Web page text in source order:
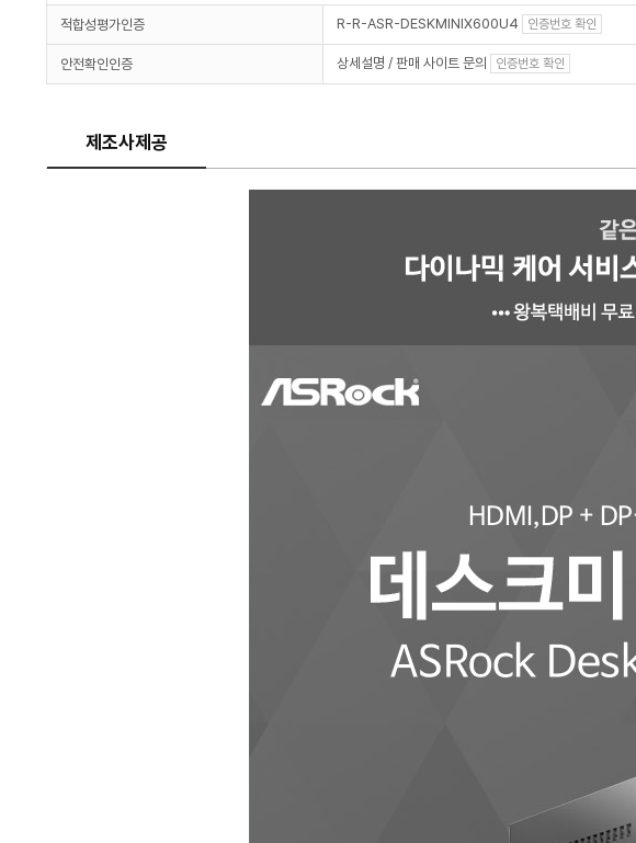
적합성평가인증 R-R-ASR-DESKMINIX600U4 인증번호 확인
안전확인인증 상세설명 / 판매 사이트 문의 인증번호 확인
제조사제공